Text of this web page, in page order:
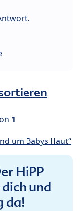
1
um Babys Haut“
HiPP
und
da!